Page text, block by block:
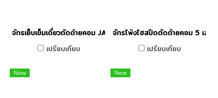
จักรเย็บเข็มเดี่ยวตัดด้ายคอม JACK รุ่น A3C-C
เปรียบเทียบ
จักรโพ้งไฮสปีดตัดด้ายคอม 5 เส้
เปรียบเทียบ
New New